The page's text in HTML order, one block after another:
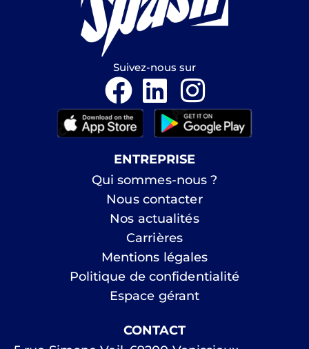
Suivez-nous sur
ENTREPRISE
Qui sommes-nous ?
Nous contacter
Nos actualités
Carrières
Mentions légales
Politique de confidentialité
Espace gérant
CONTACT